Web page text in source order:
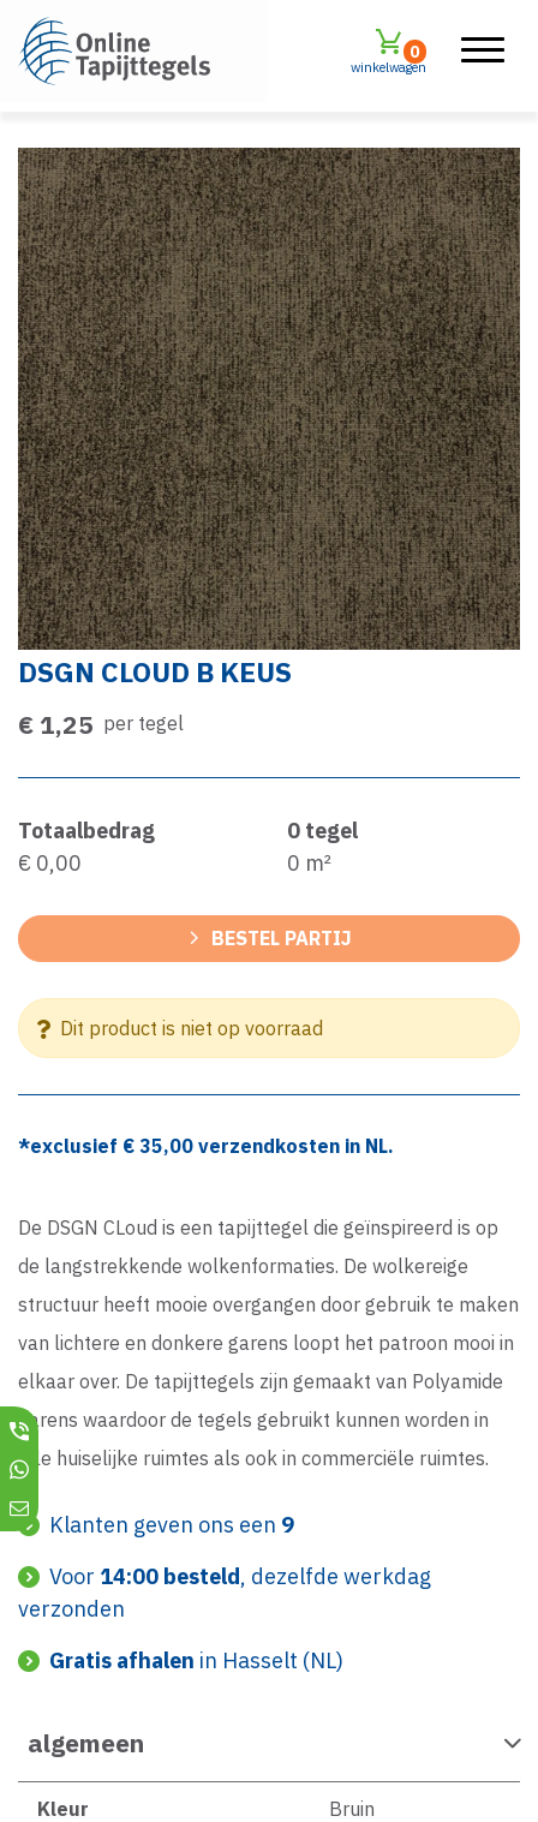
winkelwagen
0
DSGN CLOUD B KEUS
€ 1,25 per tegel
Totaalbedrag
€ 0,00
0 tegel
0 m²
BESTEL PARTIJ
Dit product is niet op voorraad
*exclusief € 35,00 verzendkosten in NL.
De DSGN CLoud is een tapijttegel die geïnspireerd is op
de langstrekkende wolkenformaties. De wolkereige
structuur heeft mooie overgangen door gebruik te maken
van lichtere en donkere garens loopt het patroon mooi in
elkaar over. De tapijttegels zijn gemaakt van Polyamide
garens waardoor de tegels gebruikt kunnen worden in
alle huiselijke ruimtes als ook in commerciële ruimtes.
Klanten geven ons een 9
Voor 14:00 besteld, dezelfde werkdag
verzonden
Gratis afhalen in Hasselt (NL)
algemeen
Kleur
Bruin